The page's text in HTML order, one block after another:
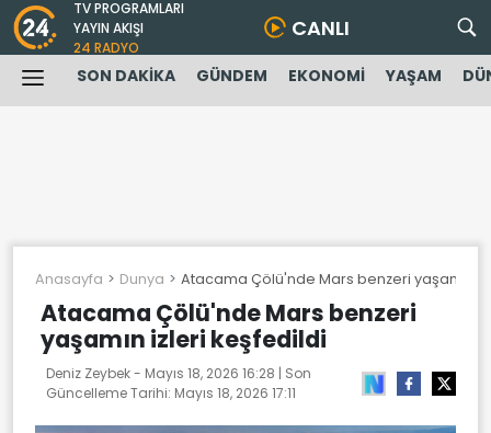
TV PROGRAMLARI
YAYIN AKIŞI
24 RADYO
CANLI
SON DAKİKA GÜNDEM EKONOMİ YAŞAM
Anasayfa Dunya Atacama Çölü'nde Mars benzeri yaşamın
Atacama Çölü'nde Mars benzeri
yaşamın izleri keşfedildi
Deniz Zeybek - Mayıs 18, 2026 16:28 | Son
Güncelleme Tarihi: Mayıs 18, 2026 17:11